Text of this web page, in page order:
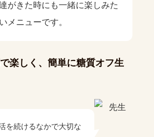
がきた時にも一緒に楽しみた
いメニューです。
楽しく、簡単に糖質オフ生
を続けるなかで大切な